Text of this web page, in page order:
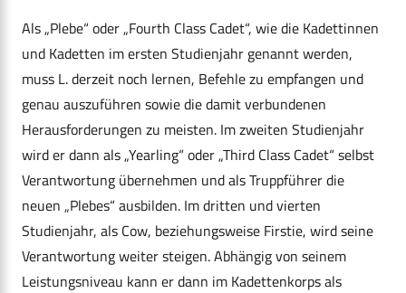
Als „Plebe“ oder „Fourth Class Cadet“, wie die Kadettinnen
und Kadetten im ersten Studienjahr genannt werden,
muss L. derzeit noch lernen, Befehle zu empfangen und
genau auszuführen sowie die damit verbundenen
Herausforderungen zu meisten. Im zweiten Studienjahr
wird er dann als „Yearling“ oder „Third Class Cadet“ selbst
Verantwortung übernehmen und als Truppführer die
neuen „Plebes“ ausbilden. Im dritten und vierten
Studienjahr, als Cow, beziehungsweise Firstie, wird seine
Verantwortung weiter steigen. Abhängig von seinem
Leistungsniveau kann er dann im Kadettenkorps als